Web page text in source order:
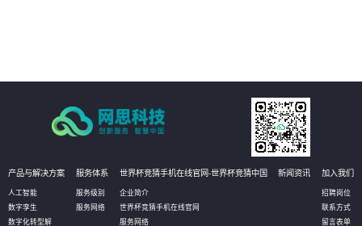
产品与解决方案
人工智能
数字孪生
数字化转型解
服务体系
服务级别
服务网络
世界杯竞猜手机在线官网-世界杯竞猜中国
企业简介
世界杯竞猜手机在线官网
服务网络
新闻资讯 加入我们
招聘岗位
联系方式
留言表单